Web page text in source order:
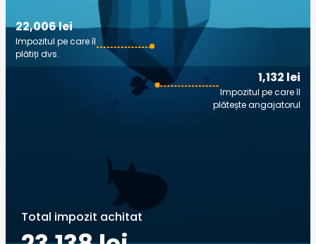
1,132 lei
Impozitul pe care îl
plătește angajatorul
22,006 lei
Impozitul pe care îl
plătiți dvs.
Total impozit achitat